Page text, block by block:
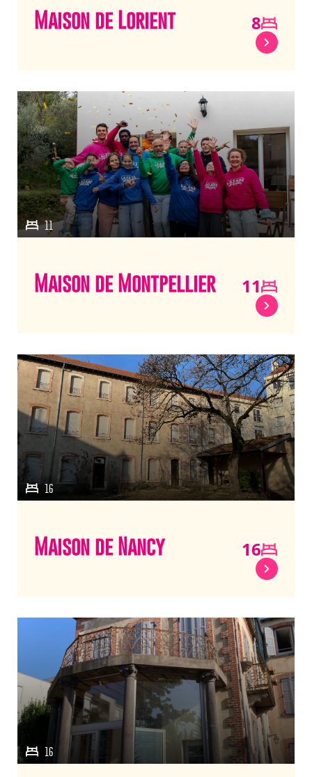
Maison de Lorient 8
11
Maison de Montpellier 11
16
Maison de Nancy 16
16